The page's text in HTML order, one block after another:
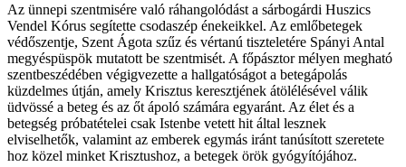
Az ünnepi szentmisére való ráhangolódást a sárbogárdi Huszics
Vendel Kórus segítette csodaszép énekeikkel. Az emlőbetegek
védőszentje, Szent Ágota szűz és vértanú tiszteletére Spányi Antal
megyéspüspök mutatott be szentmisét. A főpásztor mélyen megható
szentbeszédében végigvezette a hallgatóságot a betegápolás
küzdelmes útján, amely Krisztus keresztjének átölélésével válik
üdvössé a beteg és az őt ápoló számára egyaránt. Az élet és a
betegség próbatételei csak Istenbe vetett hit által lesznek
elviselhetők, valamint az emberek egymás iránt tanúsított szeretete
hoz közel minket Krisztushoz, a betegek örök gyógyítójához.